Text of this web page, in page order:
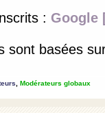
: Google
sont basées
Modérateurs globaux